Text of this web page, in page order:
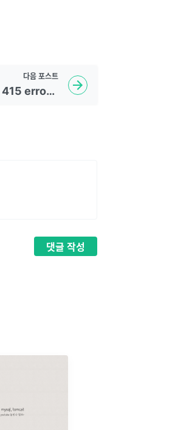
다음 포스트
230228 TIL #20 Post 415 error / @Transactional / Put / Delete
댓글 작성